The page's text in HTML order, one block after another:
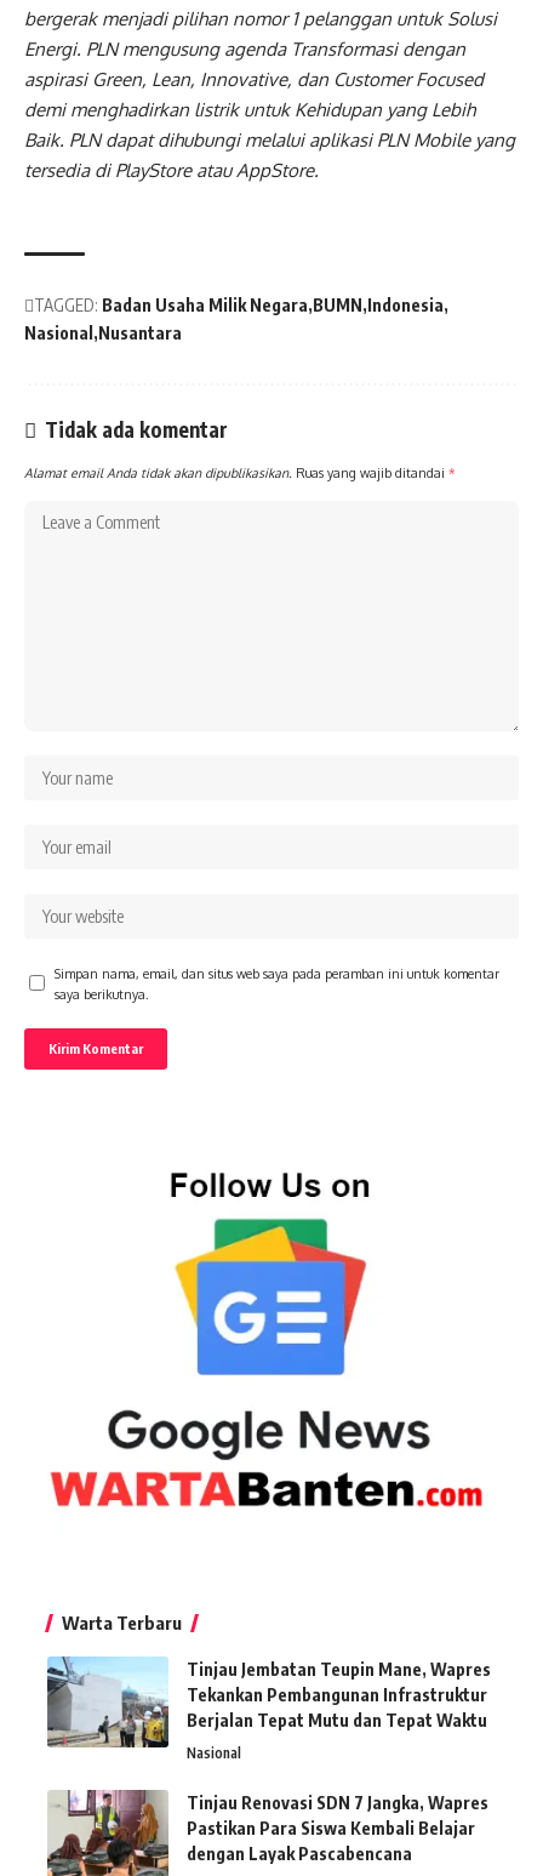
bergerak menjadi pilihan nomor 1 pelanggan untuk Solusi
Energi. PLN mengusung agenda Transformasi dengan
aspirasi Green, Lean, Innovative, dan Customer Focused
demi menghadirkan listrik untuk Kehidupan yang Lebih
Baik. PLN dapat dihubungi melalui aplikasi PLN Mobile yang
tersedia di PlayStore atau AppStore.
TAGGED: Badan Usaha Milik Negara BUMN Indonesia
Nasional Nusantara
Tidak ada komentar
Alamat email Anda tidak akan dipublikasikan. Ruas yang wajib ditandai *
Simpan nama, email, dan situs web saya pada peramban ini untuk komentar
saya berikutnya.
Warta Terbaru
Tinjau Jembatan Teupin Mane, Wapres
Tekankan Pembangunan Infrastruktur
Berjalan Tepat Mutu dan Tepat Waktu
Nasional
Tinjau Renovasi SDN 7 Jangka, Wapres
Pastikan Para Siswa Kembali Belajar
dengan Layak Pascabencana